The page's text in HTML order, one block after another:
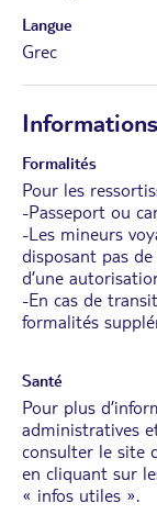
Langue
Grec
Formalités
Pour les
-Passeport ou
-Les mineurs
disposant pas
d’une
-En cas de
formalités
Santé
Pour plus
administratives
consulter le site
en cliquant sur
« infos utiles ».